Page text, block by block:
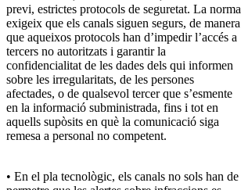
previ, estrictes protocols de seguretat. La norma
exigeix que els canals siguen segurs, de manera
que aqueixos protocols han d’impedir l’accés a
tercers no autoritzats i garantir la
confidencialitat de les dades dels qui informen
sobre les irregularitats, de les persones
afectades, o de qualsevol tercer que s’esmente
en la informació subministrada, fins i tot en
aquells supòsits en què la comunicació siga
remesa a personal no competent.
• En el pla tecnològic, els canals no sols han de